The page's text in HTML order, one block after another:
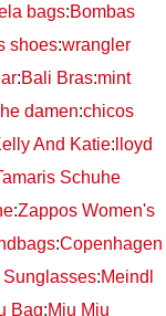
bags:Bombas
shoes:wrangler
:Bali Bras:mint
damen:chicos
And Katie: lloyd
Schuhe
:Zappos Women's
:Copenhagen
:Meindl
Bag:Miu Miu